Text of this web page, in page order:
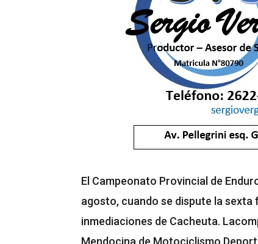
El Campeonato Provincial de
agosto, cuando se dispute la sexta
inmediaciones de Cacheuta.
Mendocina de Motociclismo